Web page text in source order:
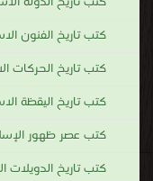
كتب تاريخ الفنون
كتب تاريخ الحركات
كتب تاريخ اليقظة
كتب عصر ظهور
كتب تاريخ الدويلات